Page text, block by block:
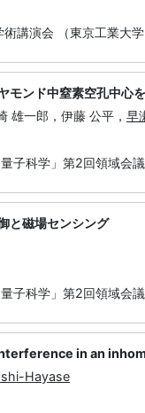
講演会 （東京工業大
モンド中窒素空孔中心
雄一郎，伊藤 公平， 早
子科学」第2回領域会
と磁場センシング
子科学」第2回領域会
in an
Hayase